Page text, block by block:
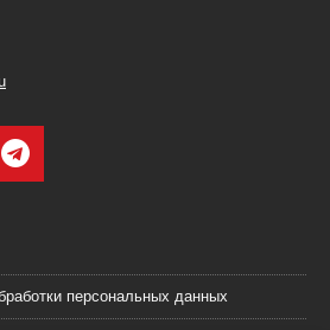
персональных данных